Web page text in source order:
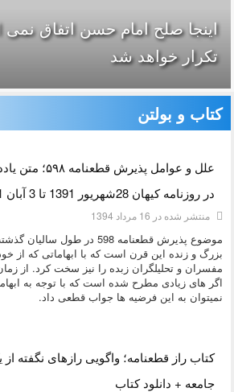
اينجا صلح امام حسن اتفاق نمى
تكرار خواهد شد
کتاب و بولتن
علل و عوامل
در روزنامه کیهان 28شهریور 1391 تا 3 آبان 1391
منتشر شده در 16 مرداد 1394
موضوع پذیرش قطعنامه 598 در
بزرگ و زنده این قرن است که با ابهاماتی که از
مفسران و تحلیلگران زبده را نیز سخت کرد. از
اگر های زیادی مطرح شده است که با توجه به
نمیتوان به این فرضیه ها جواب قطعی داد.
کتاب راز قطعنامه؛ واگویی رازهای نگفته
جامعه + دانلود کتاب